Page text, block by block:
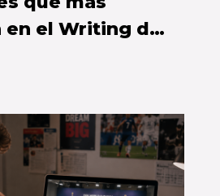
en el Writing del